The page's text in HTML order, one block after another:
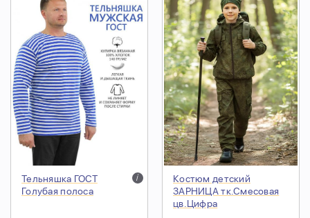
Тельняшка ГОСТ
Голубая полоса
i
Костюм детский
ЗАРНИЦА тк.Смесовая
цв.Цифра